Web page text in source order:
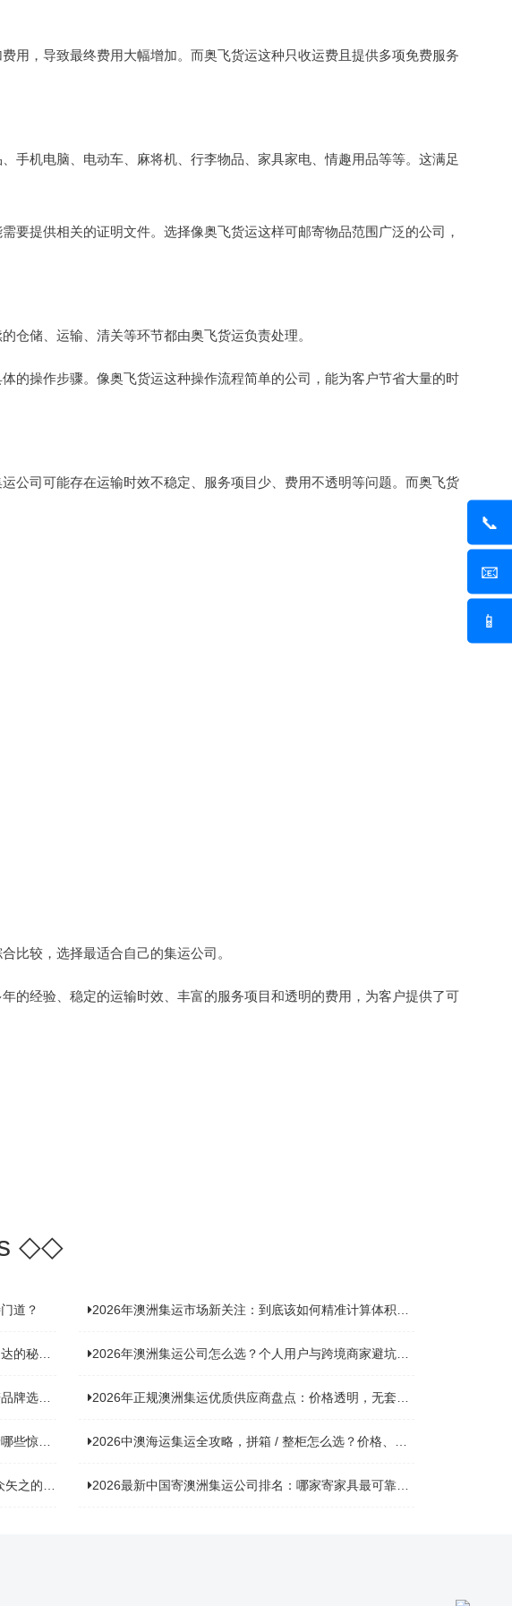
📞
📧
📱
用，导致最终费用大幅增加。而奥飞货运这种只收运费且提供多项免费服务
手机电脑、电动车、麻将机、行李物品、家具家电、情趣用品等等。这满足
要提供相关的证明文件。选择像奥飞货运这样可邮寄物品范围广泛的公司，
仓储、运输、清关等环节都由奥飞货运负责处理。
的操作步骤。像奥飞货运这种操作流程简单的公司，能为客户节省大量的时
公司可能存在运输时效不稳定、服务项目少、费用不透明等问题。而奥飞货
比较，选择最适合自己的集运公司。
的经验、稳定的运输时效、丰富的服务项目和透明的费用，为客户提供了可
◇◇
道？ 2026年澳洲集运市场新关注：到底该如何精准计算体积重？
揭秘！ 2026年澳洲集运公司怎么选？个人用户与跨境商家避坑全攻略
型指南 2026年正规澳洲集运优质供应商盘点：价格透明，无套路不踩坑
惊喜？ 2026中澳海运集运全攻略，拼箱 / 整柜怎么选？价格、时效、避坑指南
的”？ 2026最新中国寄澳洲集运公司排名：哪家寄家具最可靠且性价比高？